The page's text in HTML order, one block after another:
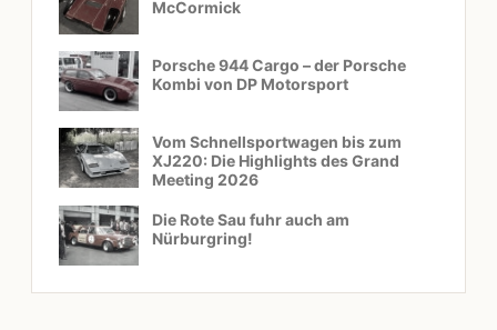
McCormick
Porsche 944 Cargo – der Porsche
Kombi von DP Motorsport
Vom Schnellsportwagen bis zum
XJ220: Die Highlights des Grand
Meeting 2026
Die Rote Sau fuhr auch am
Nürburgring!